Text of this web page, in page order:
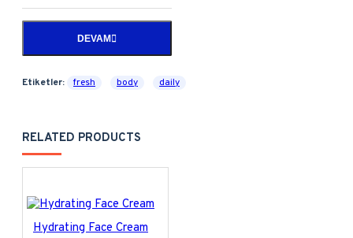
DEVAM
Etiketler: fresh body daily
RELATED PRODUCTS
Hydrating Face Cream